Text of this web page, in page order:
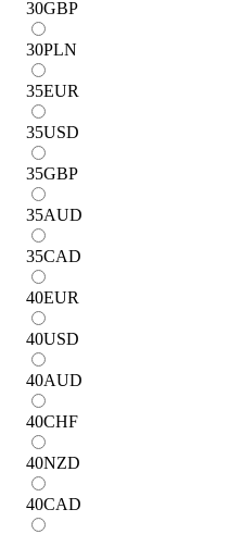
30GBP
30PLN
35EUR
35USD
35GBP
35AUD
35CAD
40EUR
40USD
40AUD
40CHF
40NZD
40CAD